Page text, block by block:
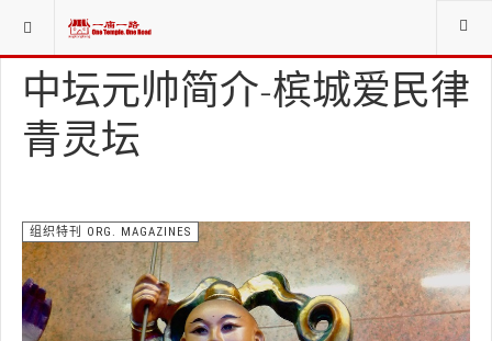
当前位置： 资料库LIBRARIES
中坛元帅简介-槟城爱民律
青灵坛
组织特刊 ORG. MAGAZINES